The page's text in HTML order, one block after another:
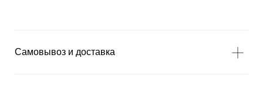
Самовывоз и доставка